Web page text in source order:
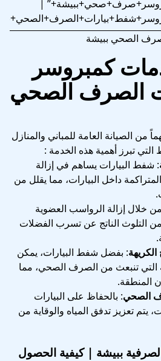
|
الصحي ببيشة
كمبروسر
الصرف الصحي
من الصيانة العامة للمباني والمنازل
تبرز أهمية هذه الخدمة :
: شفط البيارات يساهم في إزالة
داخل البيارات، مما يقلل من
خلال إزالة الرواسب العضوية
التلوث الناتج عن تسرب الفضلات
: بفضل شفط البيارات، يمكن
التي تنبعث من الصرف الصحي، مما
المنطقة.
الصحي: بالحفاظ على البيارات
يتم تعزيز تدفق المياه والوقاية من
ببيشة | كيفية الحصول